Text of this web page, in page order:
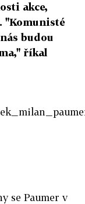
akce,
"Komunisté
budou
říkal
se Paumer v